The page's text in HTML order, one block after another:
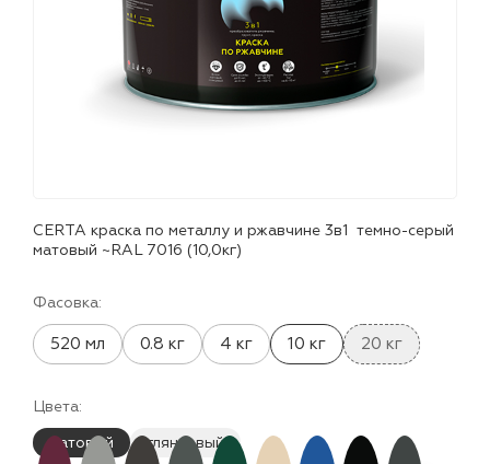
CERTA краска по металлу и ржавчине 3в1 темно-серый
матовый ~RAL 7016 (10,0кг)
Фасовка:
520 мл 0.8 кг 4 кг 10 кг 20 кг
Цвета:
матовый
глянцевый